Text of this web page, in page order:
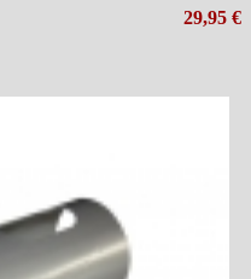
29,95 €